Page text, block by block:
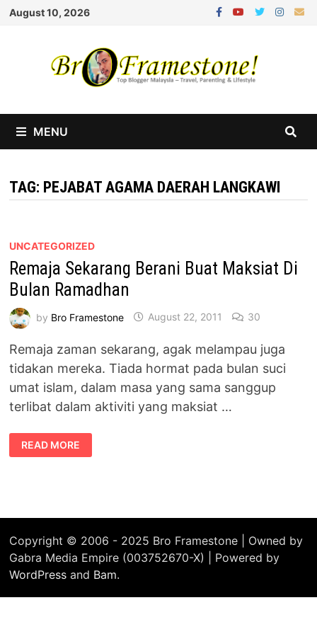
Skip
August 10, 2026
MENU
TAG: PEJABAT AGAMA DAERAH LANGKAWI
UNCATEGORIZED
Remaja Sekarang Berani Buat Maksiat Di
Bulan Ramadhan
by Bro Framestone August 22, 2011 30
Remaja zaman sekarang, agak melampau juga
tidakan mereka. Tiada hormat pada bulan suci
umat islam, dalam masa yang sama sanggup
terlibat dalam aktiviti yang maksiat …
REMAJA
SEKARANG
BERANI
READ MORE
Copyright © 2006 - 2025 Bro Framestone | Owned by
Gabra Media Empire (003752670-X) | Powered by
WordPress and Bam.